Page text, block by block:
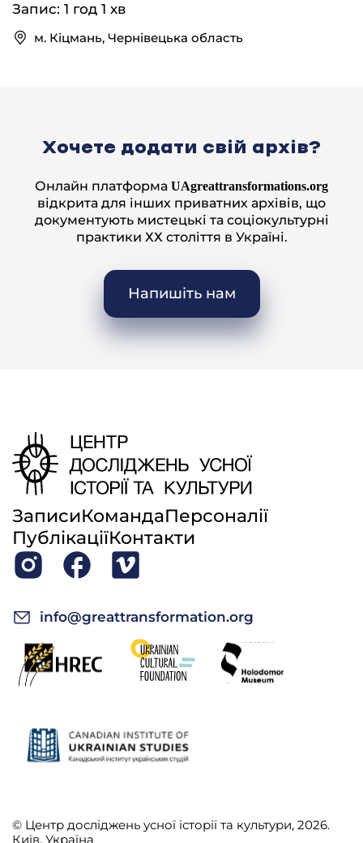
Запис: 1 год 1 хв
м. Кіцмань, Чернівецька область
Хочете додати свій архів?
Онлайн платформа UAgreattransformations.org
відкрита для інших приватних архівів, що
документують мистецькі та соціокультурні
практики ХХ століття в Україні.
Напишіть нам
ЗаписиКомандаПерсоналії
ПублікаціїКонтакти
info@greattransformation.org
© Центр досліджень усної історії та культури, 2026.
Київ, Україна